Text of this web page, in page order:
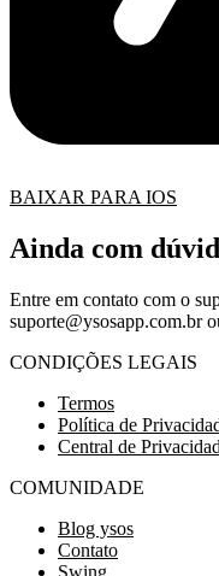
BAIXAR PARA IOS
Ainda com
Entre em contato com o
suporte@ysosapp.com.br
CONDIÇÕES LEGAIS
Termos
Política de
Central de
COMUNIDADE
Blog ysos
Contato
Swing